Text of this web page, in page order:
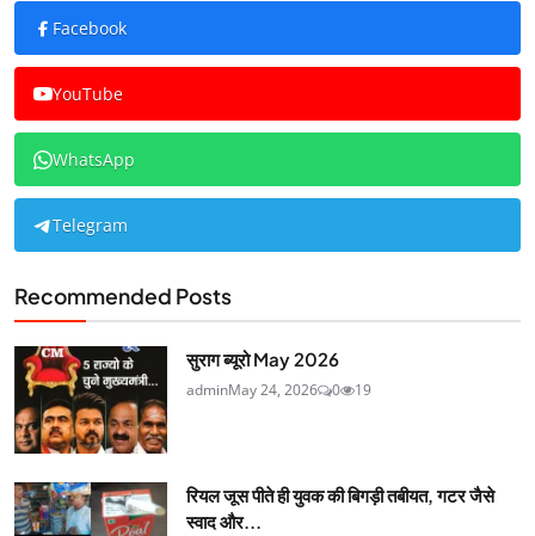
Facebook
YouTube
WhatsApp
Telegram
Recommended Posts
सुराग ब्यूरो May 2026
adminMay 24, 2026 0 19
रियल जूस पीते ही युवक की बिगड़ी तबीयत, गटर जैसे
स्वाद और...